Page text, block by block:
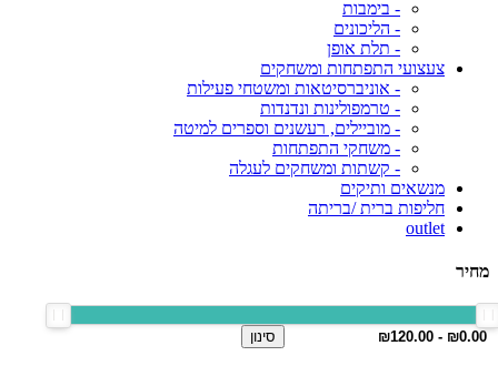
- בימבות
- הליכונים
- תלת אופן
צעצועי התפתחות ומשחקים
- אוניברסיטאות ומשטחי פעילות
- טרמפולינות ונדנדות
- מוביילים, רעשנים וספרים למיטה
- משחקי התפתחות
- קשתות ומשחקים לעגלה
מנשאים ותיקים
חליפות ברית /בריתה
outlet
מחיר
סינון